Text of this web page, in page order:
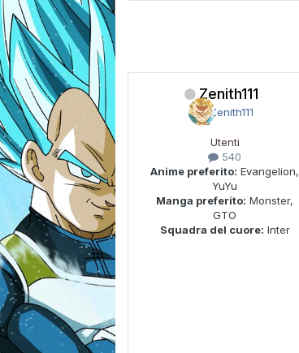
Zenith111
Utenti
540
Anime preferito: Evangelion,
YuYu
Manga preferito: Monster,
GTO
Squadra del cuore: Inter